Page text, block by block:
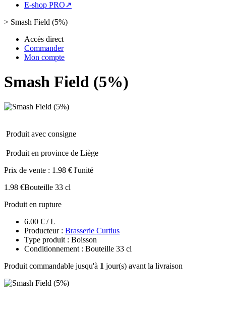
E-shop PRO↗
> Smash Field (5%)
Accès direct
Commander
Mon compte
Smash Field (5%)
Produit avec consigne
Produit en province de Liège
Prix de vente : 1.98 € l'unité
1.98 €Bouteille 33 cl
Produit en rupture
6.00 € / L
Producteur : Brasserie Curtius
Type produit : Boisson
Conditionnement : Bouteille 33 cl
Produit commandable jusqu'à 1 jour(s) avant la livraison